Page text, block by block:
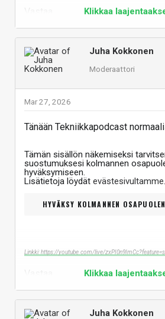
Klikkaa
Juha Kokkonen
Moderaattori
Mar 27, 2026
Tänään Tekniikkapodcast
Tämän sisällön näkemiseksi
suostumuksesi kolmannen
hyväksymiseen.
Lisätietoja löydät evästesivultamme
HYVÄKSY KOLMANNEN
Linkki: https://youtube.com/live/
Klikkaa
Juha Kokkonen